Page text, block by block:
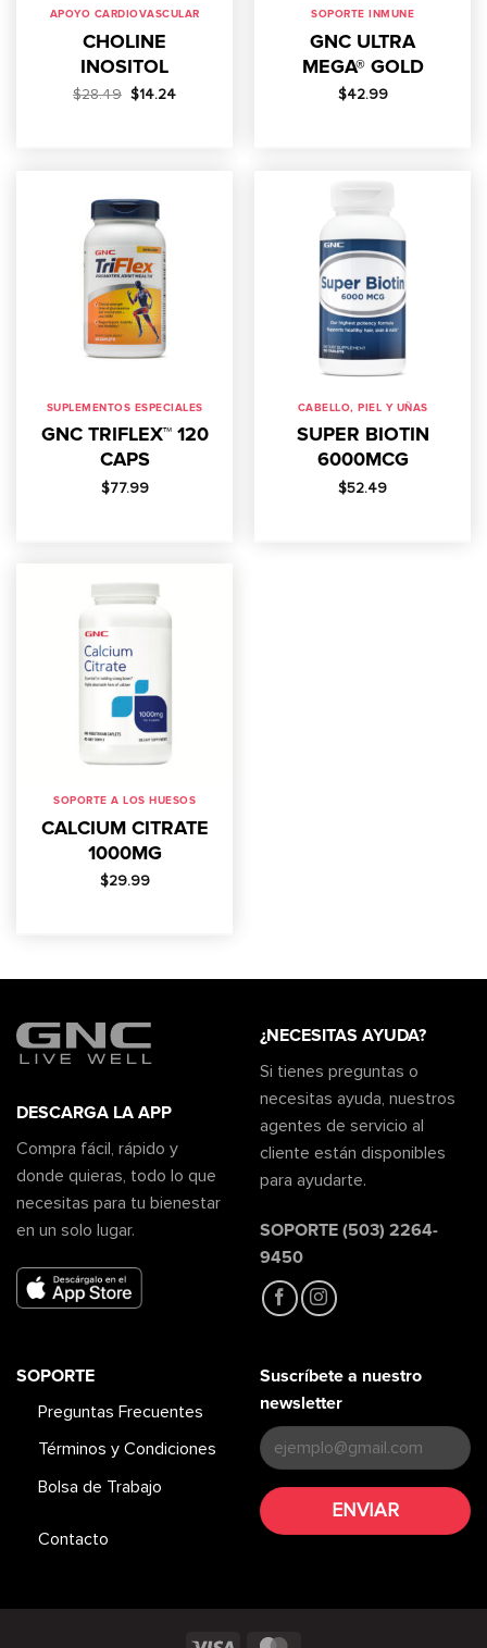
APOYO CARDIOVASCULAR
CHOLINE
INOSITOL
$28.49 El
precio
$14.24El
SOPORTE INMUNE
GNC ULTRA
MEGA® GOLD
$42.99
SUPLEMENTOS ESPECIALES
GNC TRIFLEX™ 120
CAPS
$77.99
CABELLO, PIEL Y UÑAS
SUPER BIOTIN
6000MCG
$52.49
SOPORTE A LOS HUESOS
CALCIUM CITRATE
1000MG
$29.99
DESCARGA LA APP
Compra fácil, rápido y
donde quieras, todo lo que
necesitas para tu bienestar
en un solo lugar.
¿NECESITAS AYUDA?
Si tienes preguntas o
necesitas ayuda, nuestros
agentes de servicio al
cliente están disponibles
para ayudarte.
SOPORTE (503) 2264-
9450
SOPORTE
Preguntas Frecuentes
Términos y Condiciones
Bolsa de Trabajo
Contacto
Suscríbete a nuestro
newsletter